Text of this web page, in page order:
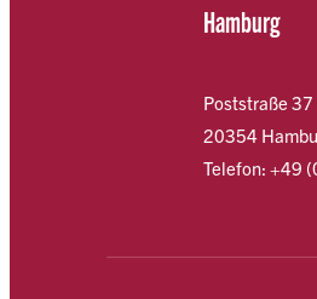
Hamburg
Poststraße 37
20354
Telefon: +49